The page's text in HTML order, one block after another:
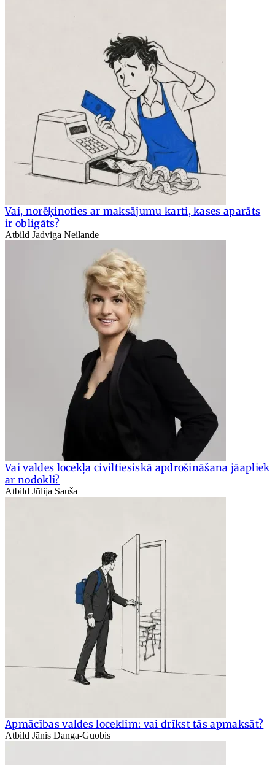
Vai, norēķinoties ar maksājumu karti, kases aparāts
ir obligāts?
Atbild Jadviga Neilande
Vai valdes locekļa civiltiesiskā apdrošināšana jāapliek
ar nodokli?
Atbild Jūlija Sauša
Apmācības valdes loceklim: vai drīkst tās apmaksāt?
Atbild Jānis Danga-Guobis